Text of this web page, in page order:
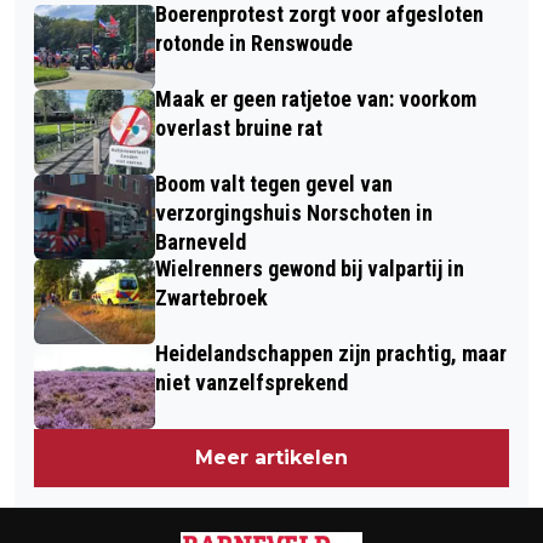
MÜLLER MUSEUM
Boerenprotest zorgt voor afgesloten
rotonde in Renswoude
Maak er geen ratjetoe van: voorkom
overlast bruine rat
Boom valt tegen gevel van
verzorgingshuis Norschoten in
Barneveld
Wielrenners gewond bij valpartij in
Zwartebroek
Heidelandschappen zijn prachtig, maar
niet vanzelfsprekend
Meer artikelen